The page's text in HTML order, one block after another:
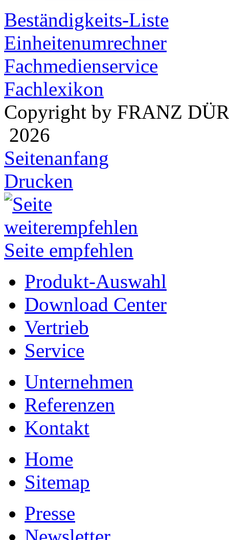
Beständigkeits-Liste
Einheitenumrechner
Fachmedienservice
Fachlexikon
Copyright by FRANZ
2026
Seitenanfang
Drucken
Seite empfehlen
Produkt-Auswahl
Download Center
Vertrieb
Service
Unternehmen
Referenzen
Kontakt
Home
Sitemap
Presse